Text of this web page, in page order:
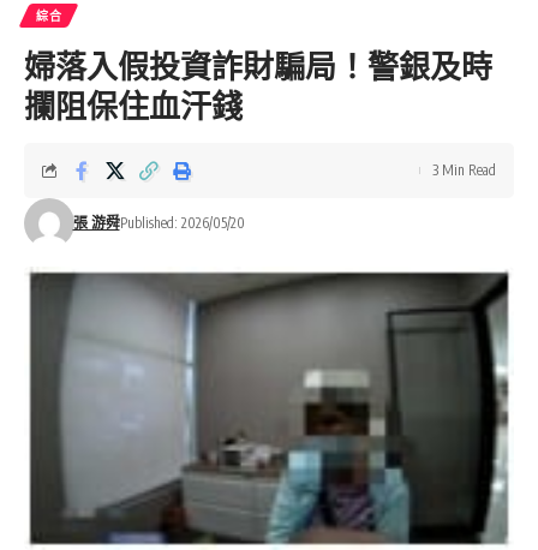
綜合
婦落入假投資詐財騙局！警銀及時
攔阻保住血汗錢
張 游舜Published: 2026/05/20
3 Min Read